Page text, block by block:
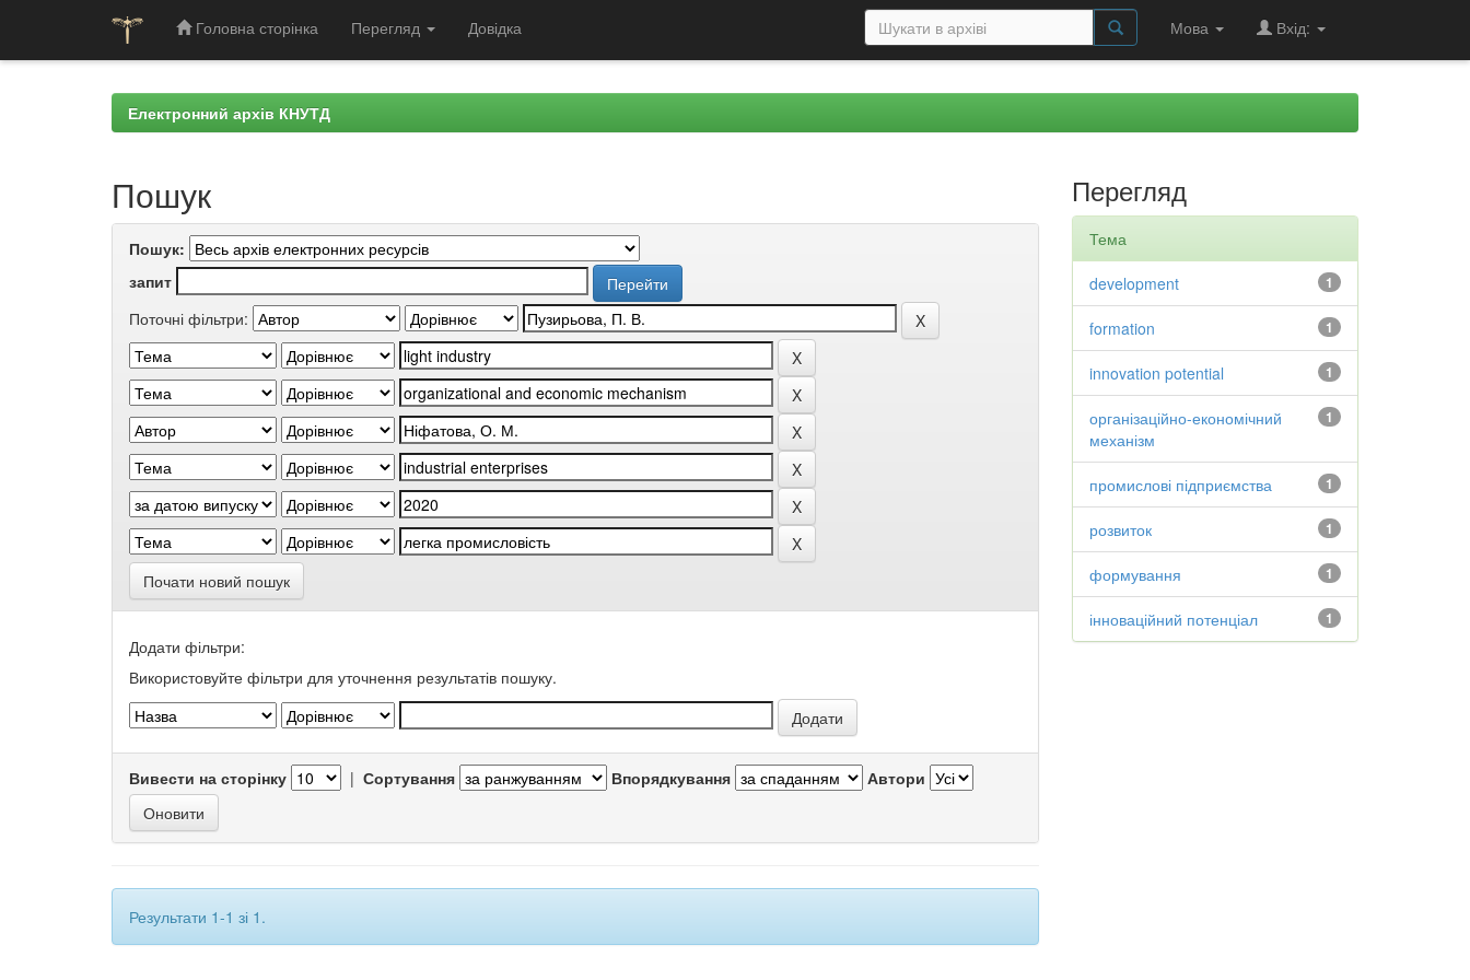
Головна сторінка Перегляд Довідка Мова Вхід:
Електронний архів КНУТД
Пошук
Пошук:
запит
Поточні фільтри:
Почати новий пошук
Додати фільтри:
Використовуйте фільтри для уточнення результатів пошуку.
Вивести на сторінку | Сортування Впорядкування Автори
Результати 1-1 зі 1.
Перегляд
Тема
1
development
1
formation
1
innovation potential
1
організаційно-економічний
механізм
1
промислові підприємства
1
розвиток
1
формування
1
інноваційний потенціал